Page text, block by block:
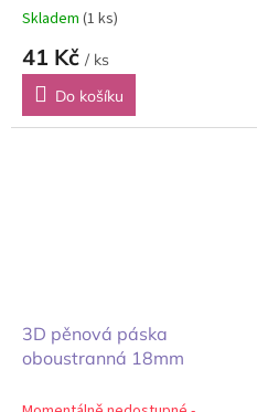
Skladem (1 ks)
41 Kč / ks
Do košíku
3D pěnová páska
oboustranná 18mm